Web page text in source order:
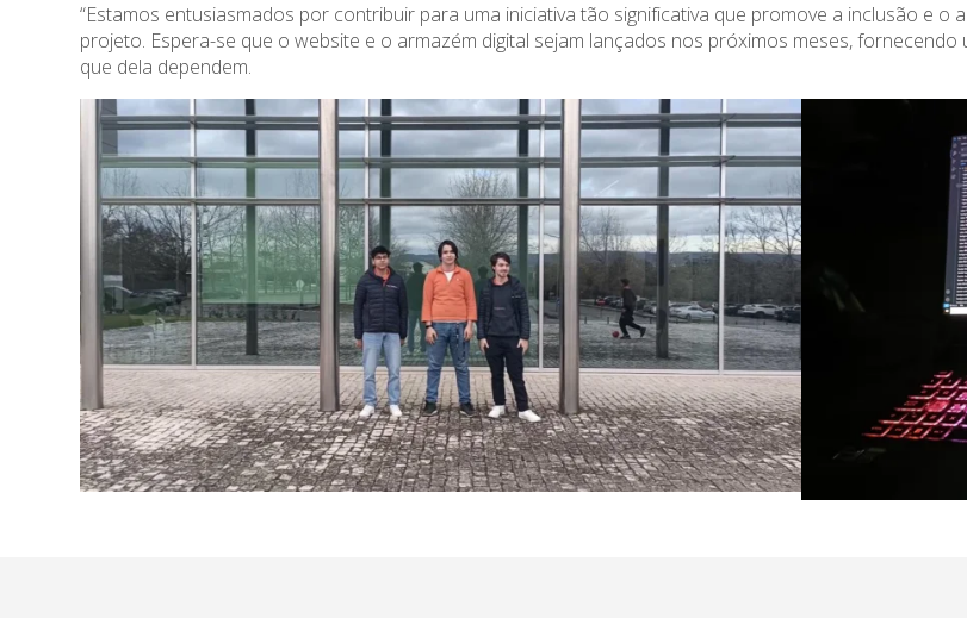
“Estamos entusiasmados por contribuir para uma iniciativa tão significativa que promove a inclusão e
projeto. Espera-se que o website e o armazém digital sejam lançados nos próximos meses,
que dela dependem.